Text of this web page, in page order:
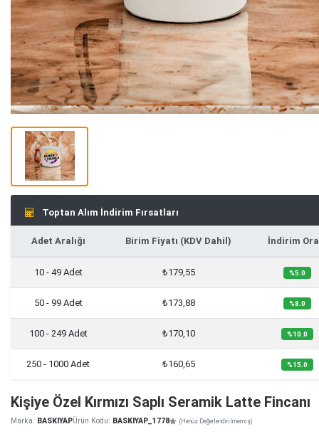
Toptan Alım İndirim Fırsatları
Adet Aralığı Birim Fiyatı (KDV Dahil) İndirim
10 - 49 Adet ₺179,55 %5.0
50 - 99 Adet ₺173,88 %8.0
100 - 249 Adet ₺170,10 %10.0
250 - 1000 Adet ₺160,65 %15.0
Kişiye Özel Kırmızı Saplı Seramik Latte Fincanı
Marka: BASKIYAPÜrün Kodu: BASKIYAP_1778 (Henüz Değerlendirilmemiş)